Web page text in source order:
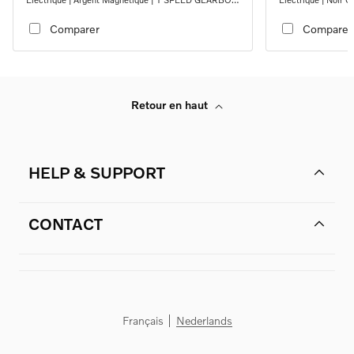
Comparer Comparer
Retour en haut
HELP & SUPPORT
CONTACT
Français Nederlands